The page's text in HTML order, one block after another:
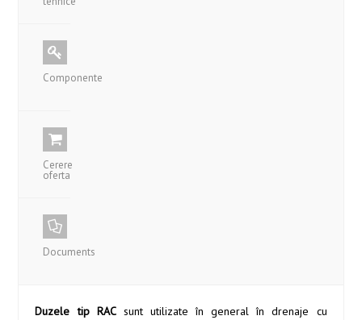
Componente
Cerere
oferta
Documents
Duzele tip RACsunt utilizate în general în drenaje cu